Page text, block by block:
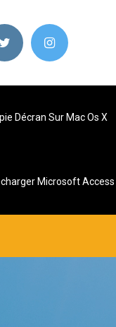
Décran Sur Mac Os X
Microsoft Access